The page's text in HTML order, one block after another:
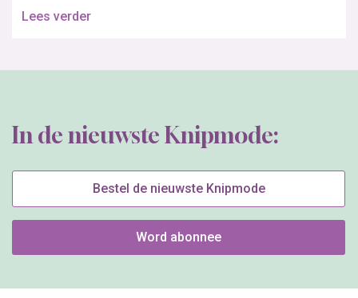
Lees verder
In de nieuwste Knipmode:
Bestel de nieuwste Knipmode
Word abonnee